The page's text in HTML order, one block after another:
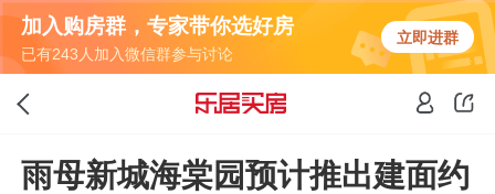
加入购房群，专家带你选好房
已有243人加入微信群参与讨论
立即进群
雨母新城海棠园预计推出建面约